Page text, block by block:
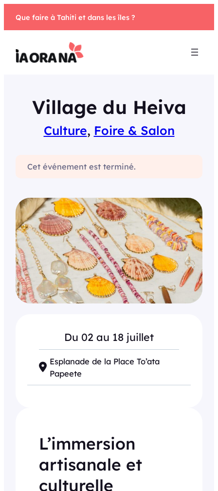
Que faire à Tahiti et dans les îles ?
Village du Heiva
Culture, Foire & Salon
Cet événement est terminé.
L’immersion
artisanale et
culturelle
Du 02 au 18 juillet
Esplanade de la Place To’ata
Papeete